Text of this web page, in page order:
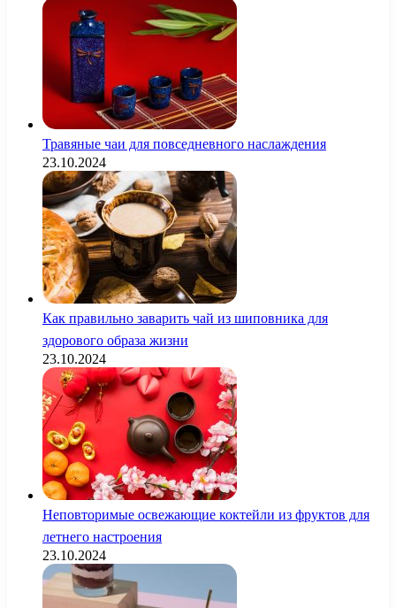
Травяные чаи для повседневного наслаждения
23.10.2024
Как правильно заварить чай из шиповника для
здорового образа жизни
23.10.2024
Неповторимые освежающие коктейли из фруктов для
летнего настроения
23.10.2024